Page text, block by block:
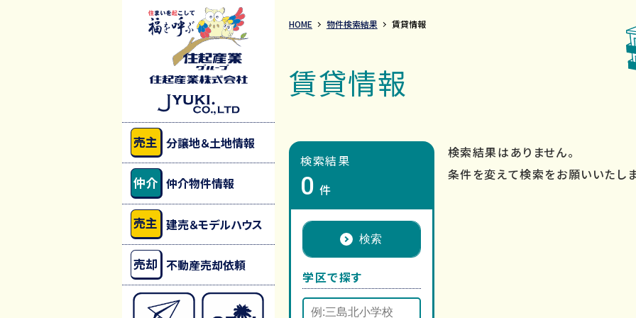
売主 分譲地＆土地情報
仲介 仲介物件情報
売主 建売＆モデルハウス
売却 不動産売却依頼
HOME 物件検索結果 賃貸情報
賃貸情報
検索結果
0 件
学区で探す
検索結果はありません。
条件を変えて検索をお願いいたし